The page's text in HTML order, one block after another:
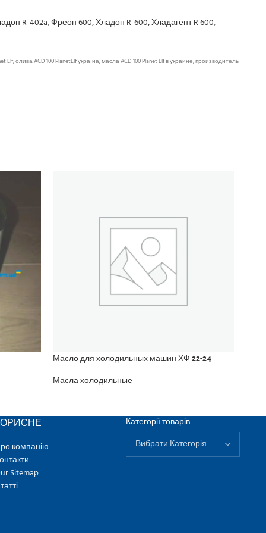
R-402a,Фреон 600, Хладон R-600, Хладагент R 600,
олива ACD 100 PlanetElf україна, масла ACD 100 Planet Elf в украине, производитель
Масло для холодильных машин ХФ 22-24
Масла холодильные
компанію
Sitemap
Категорії товарів